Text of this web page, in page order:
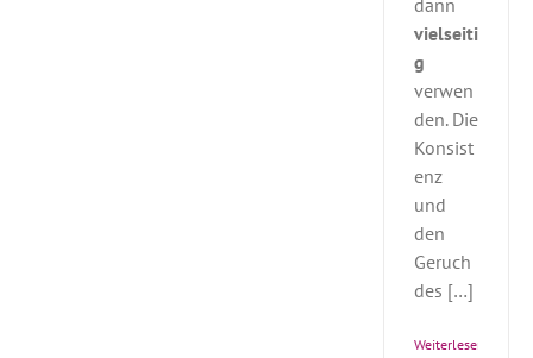
dann
vielseiti
g
verwen
den. Die
Konsist
enz
und
den
Geruch
des […]
Weiterlesen